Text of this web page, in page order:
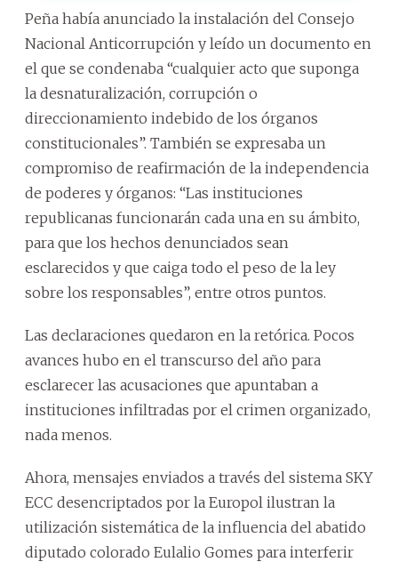
Peña había anunciado la instalación del Consejo
Nacional Anticorrupción y leído un documento en
el que se condenaba “cualquier acto que suponga
la desnaturalización, corrupción o
direccionamiento indebido de los órganos
constitucionales”. También se expresaba un
compromiso de reafirmación de la independencia
de poderes y órganos: “Las instituciones
republicanas funcionarán cada una en su ámbito,
para que los hechos denunciados sean
esclarecidos y que caiga todo el peso de la ley
sobre los responsables”, entre otros puntos.
Las declaraciones quedaron en la retórica. Pocos
avances hubo en el transcurso del año para
esclarecer las acusaciones que apuntaban a
instituciones infiltradas por el crimen organizado,
nada menos.
Ahora, mensajes enviados a través del sistema SKY
ECC desencriptados por la Europol ilustran la
utilización sistemática de la influencia del abatido
diputado colorado Eulalio Gomes para interferir